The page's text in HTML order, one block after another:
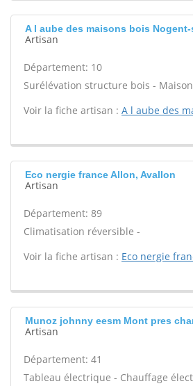
A l aube des maisons bois
Artisan
Département: 10
Surélévation structure bois -
Voir la fiche artisan : A l aube des
Eco nergie france Allon, Avallon
Artisan
Département: 89
Climatisation réversible -
Voir la fiche artisan : Eco nergie
Munoz johnny eesm Mont pres
Artisan
Département: 41
Tableau électrique - Chauffage